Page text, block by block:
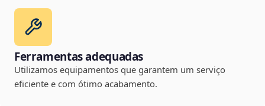
Ferramentas adequadas
Utilizamos equipamentos que garantem um serviço
eficiente e com ótimo acabamento.